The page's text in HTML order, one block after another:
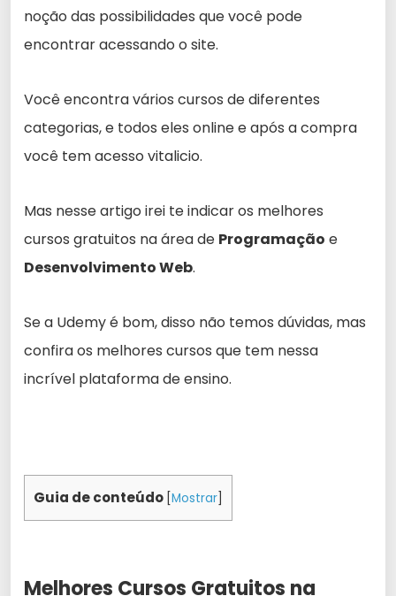
noção das possibilidades que você pode
encontrar acessando o site.
Você encontra vários cursos de diferentes
categorias, e todos eles online e após a compra
você tem acesso vitalicio.
Mas nesse artigo irei te indicar os melhores
cursos gratuitos na área de Programação e
Desenvolvimento Web.
Se a Udemy é bom, disso não temos dúvidas, mas
confira os melhores cursos que tem nessa
incrível plataforma de ensino.
Guia de conteúdo Mostrar
Melhores Cursos Gratuitos na